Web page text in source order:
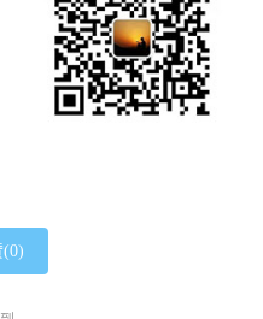
(0)